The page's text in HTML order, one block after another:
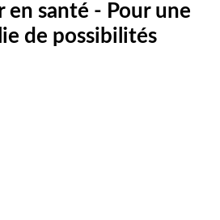
en santé - Pour une
de possibilités